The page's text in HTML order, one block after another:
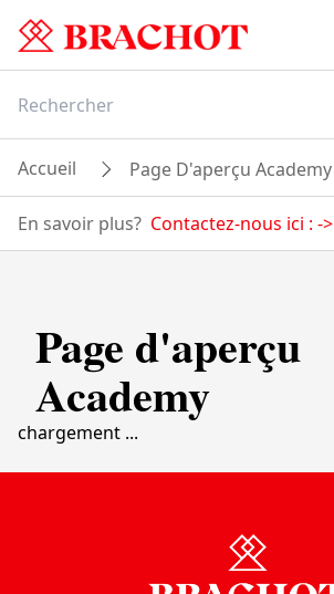
Accueil Page D'aperçu Academy
En savoir plus? Contactez-nous ici : ->
Page d'aperçu
Academy
chargement ...